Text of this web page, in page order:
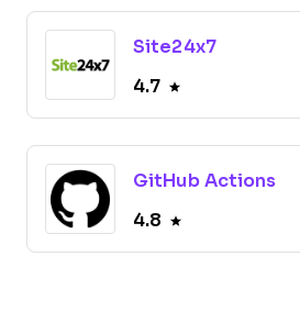
Site24x7
4.7
GitHub Actions
4.8